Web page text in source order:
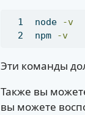
node
-v
npm
-v
Эти команды
Также вы
вы можете